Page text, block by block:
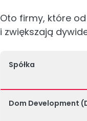
Oto firmy, które
i zwiększają
Spółka
Dom Development